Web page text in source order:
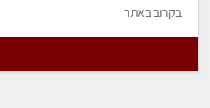
בקרוב באתר